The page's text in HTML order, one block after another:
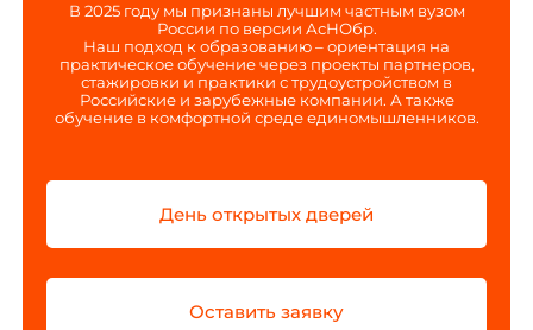
В 2025 году мы признаны лучшим частным вузом
России по версии АсНОбр.
Наш подход к образованию – ориентация на
практическое обучение через проекты партнеров,
стажировки и практики с трудоустройством в
Российские и зарубежные компании. А также
обучение в комфортной среде единомышленников.
День открытых дверей
Оставить заявку